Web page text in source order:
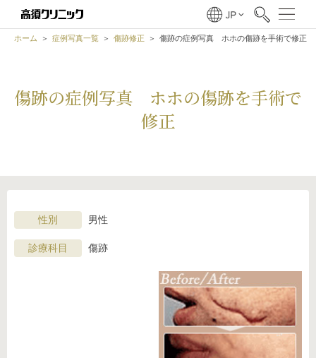
ホーム 症例写真一覧 傷跡修正 傷跡の症例写真 ホホの傷跡を手術で修正
傷跡の症例写真 ホホの傷跡を手術で
修正
性別 男性
診療科目 傷跡